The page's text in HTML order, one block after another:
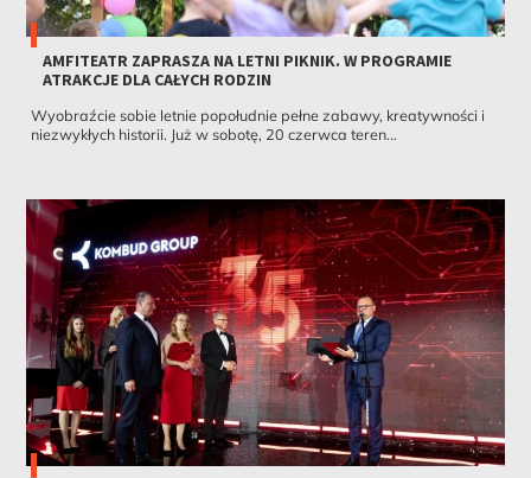
AMFITEATR ZAPRASZA NA LETNI PIKNIK. W PROGRAMIE
ATRAKCJE DLA CAŁYCH RODZIN
Wyobraźcie sobie letnie popołudnie pełne zabawy, kreatywności i
niezwykłych historii. Już w sobotę, 20 czerwca teren...